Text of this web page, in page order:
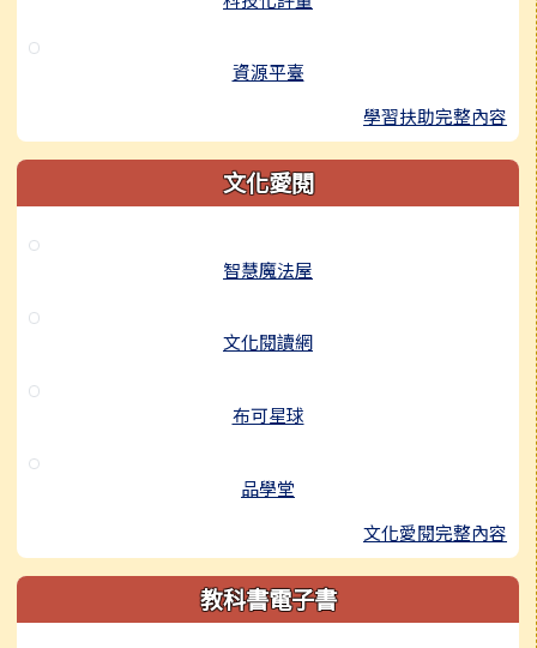
資源平臺
學習扶助完整內容
文化愛閱
智慧魔法屋
文化閱讀網
布可星球
品學堂
文化愛閱完整內容
教科書電子書